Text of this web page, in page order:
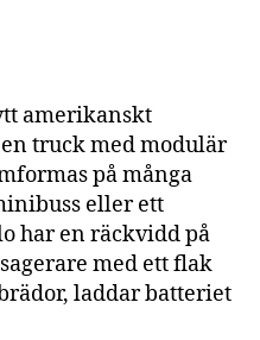
amerikanskt
truck med modulär
på många
eller ett
har en räckvidd på
med ett flak
laddar batteriet